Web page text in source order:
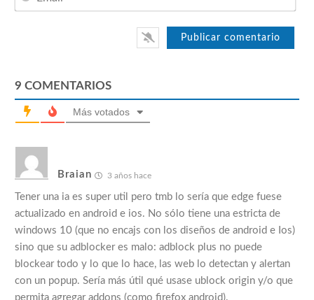
9 COMENTARIOS
Más votados
Braian 3 años hace
Tener una ia es super util pero tmb lo sería que edge fuese
actualizado en android e ios. No sólo tiene una estricta de
windows 10 (que no encajs con los diseños de android e Ios)
sino que su adblocker es malo: adblock plus no puede
blockear todo y lo que lo hace, las web lo detectan y alertan
con un popup. Sería más útil qué usase ublock origin y/o que
permita agregar addons (como firefox android).